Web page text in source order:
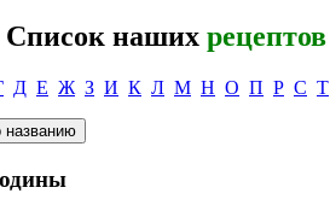
Список наших рецептов
Д Е Ж З И К Л М Н О П Р С Т